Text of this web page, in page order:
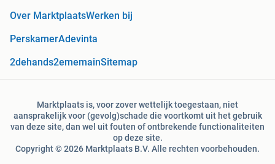
Over MarktplaatsWerken bij
PerskamerAdevinta
2dehands2ememainSitemap
Marktplaats is, voor zover wettelijk toegestaan, niet
aansprakelijk voor (gevolg)schade die voortkomt uit het gebruik
van deze site, dan wel uit fouten of ontbrekende functionaliteiten
op deze site.
Copyright © 2026 Marktplaats B.V. Alle rechten voorbehouden.